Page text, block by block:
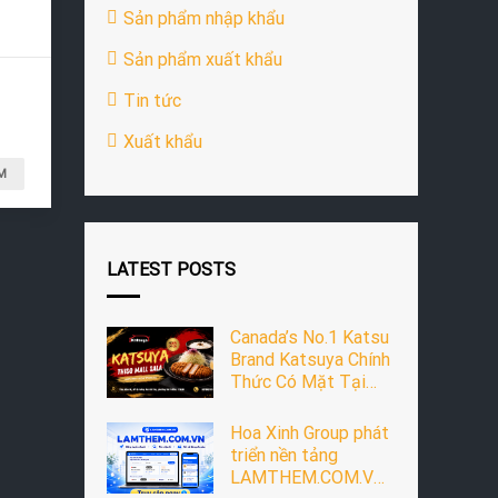
Sản phẩm nhập khẩu
Sản phẩm xuất khẩu
Tin tức
Xuất khẩu
LATEST POSTS
Canada’s No.1 Katsu
Brand Katsuya Chính
Thức Có Mặt Tại
Hoa Xinh Group phát
triển nền tảng
LAMTHEM.COM.VN